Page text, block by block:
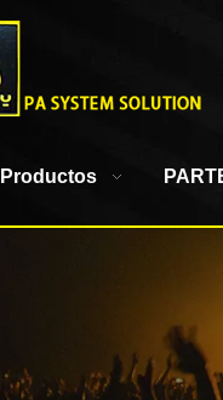
Productos